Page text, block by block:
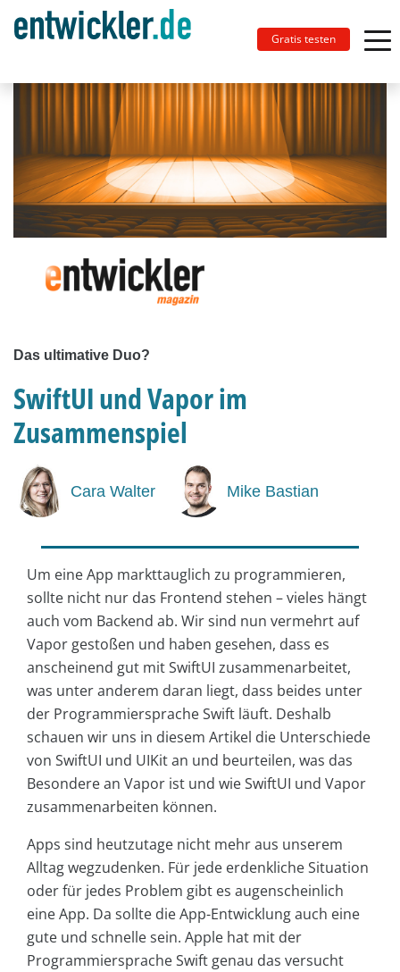
Gratis testen
Das ultimative Duo?
SwiftUI und Vapor im
Zusammenspiel
Cara Walter Mike Bastian
Um eine App markttauglich zu programmieren,
sollte nicht nur das Frontend stehen – vieles hängt
auch vom Backend ab. Wir sind nun vermehrt auf
Vapor gestoßen und haben gesehen, dass es
anscheinend gut mit SwiftUI zusammenarbeitet,
was unter anderem daran liegt, dass beides unter
der Programmiersprache Swift läuft. Deshalb
schauen wir uns in diesem Artikel die Unterschiede
von SwiftUI und UIKit an und beurteilen, was das
Besondere an Vapor ist und wie SwiftUI und Vapor
zusammenarbeiten können.
Apps sind heutzutage nicht mehr aus unserem
Alltag wegzudenken. Für jede erdenkliche Situation
oder für jedes Problem gibt es augenscheinlich
eine App. Da sollte die App-Entwicklung auch eine
gute und schnelle sein. Apple hat mit der
Programmiersprache Swift genau das versucht